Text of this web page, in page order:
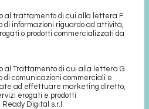
al trattamento di cui alla lettera F
di informazioni riguardo ad attività,
o prodotti commercializzati da
al Trattamento di cui alla lettera G
di comunicazioni commerciali e
ad effettuare marketing diretto,
erogati e prodotti
Digital s.r.l.